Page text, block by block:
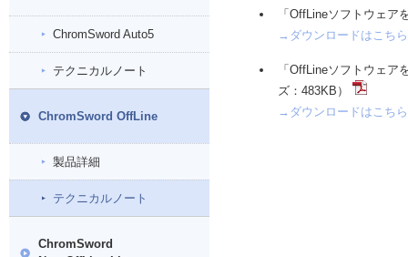
ChromSword Auto5
テクニカルノート
ChromSword OffLine
製品詳細
テクニカルノート
ChromSword
「OffLineソフトウェ
→ダウンロードはこちら
「OffLineソフトウェ
ズ：483KB）
→ダウンロードはこちら